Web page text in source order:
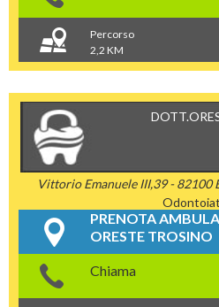
Percorso
2,2 KM
Vittorio Emanuele III,39 - 82100
PRENOTA
ORESTE TROSINO
Chiama